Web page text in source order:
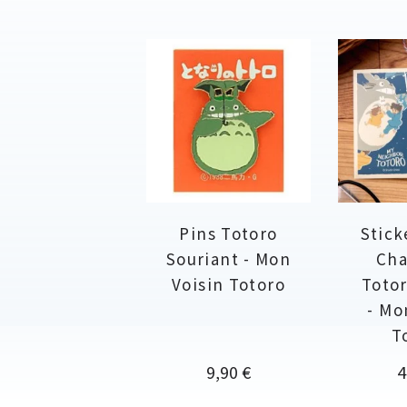
Pins Totoro
Souriant - Mon
Voisin Totoro
Prix
9,90 €
-